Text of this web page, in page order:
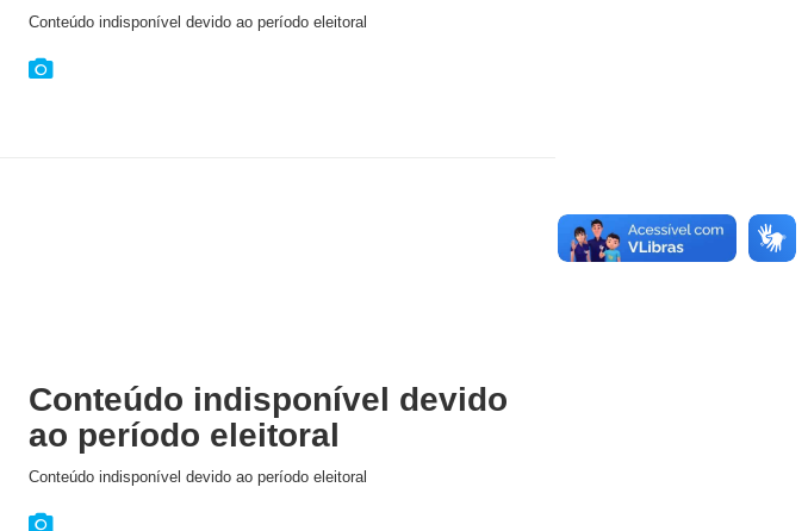
Conteúdo indisponível devido ao período eleitoral
Conteúdo indisponível devido
ao período eleitoral
Conteúdo indisponível devido ao período eleitoral